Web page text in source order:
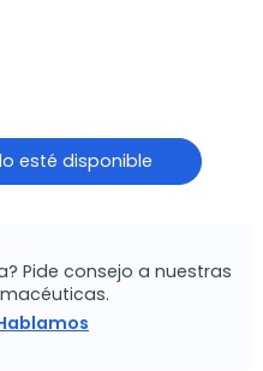
esté disponible
Pide consejo a nuestras